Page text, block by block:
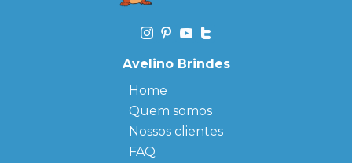
Avelino Brindes
Home
Quem somos
Nossos clientes
FAQ